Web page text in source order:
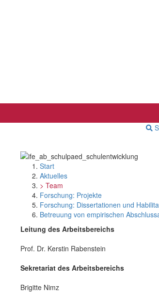
Start
Aktuelles
> Team
Forschung: Projekte
Forschung: Dissertationen und
Betreuung von empirischen
Leitung des Arbeitsbereichs
Prof. Dr. Kerstin Rabenstein
Sekretariat des Arbeitsbereichs
Brigitte Nimz